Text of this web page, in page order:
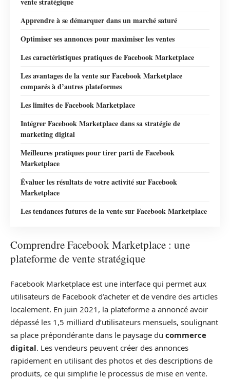
Apprendre à se démarquer dans un marché saturé
Optimiser ses annonces pour maximiser les ventes
Les caractéristiques pratiques de Facebook Marketplace
Les avantages de la vente sur Facebook Marketplace
comparés à d’autres plateformes
Les limites de Facebook Marketplace
Intégrer Facebook Marketplace dans sa stratégie de
marketing digital
Meilleures pratiques pour tirer parti de Facebook
Marketplace
Évaluer les résultats de votre activité sur Facebook
Marketplace
Les tendances futures de la vente sur Facebook Marketplace
Comprendre Facebook Marketplace : une
plateforme de vente stratégique
Facebook Marketplace est une interface qui permet aux
utilisateurs de Facebook d’acheter et de vendre des articles
localement. En juin 2021, la plateforme a annoncé avoir
dépassé les 1,5 milliard d’utilisateurs mensuels, soulignant
sa place prépondérante dans le paysage du commerce
digital. Les vendeurs peuvent créer des annonces
rapidement en utilisant des photos et des descriptions de
produits, ce qui simplifie le processus de mise en vente.